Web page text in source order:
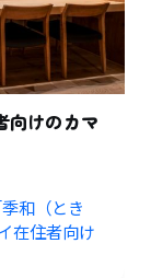
向けのカマ
和（とき
在住者向け